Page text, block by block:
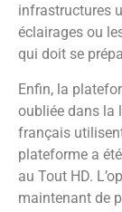
infrastructures
éclairages ou
qui doit se
Enfin, la
oubliée dans la
français
plateforme a
au Tout HD.
maintenant de